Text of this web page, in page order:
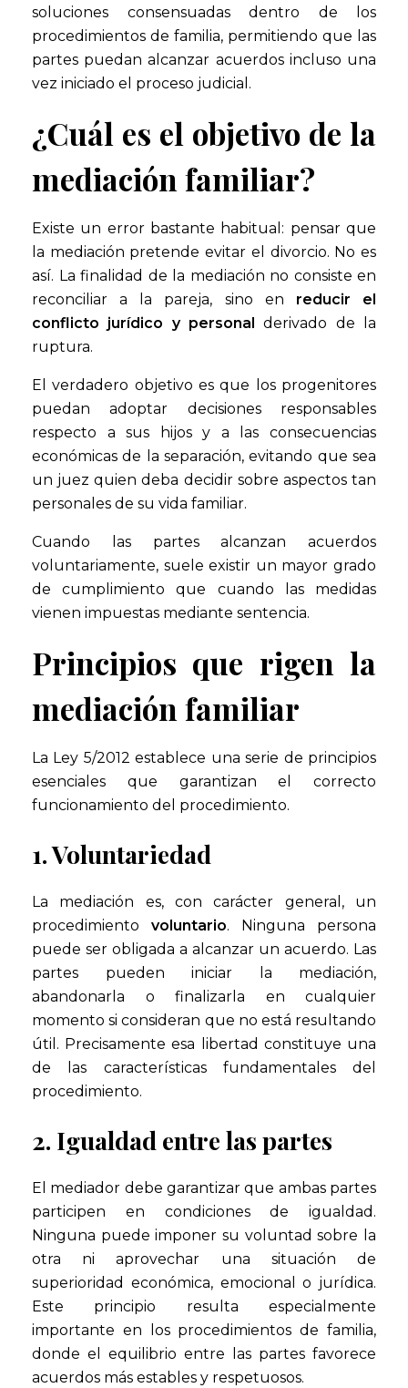
soluciones consensuadas dentro de los
procedimientos de familia, permitiendo que las
partes puedan alcanzar acuerdos incluso una
vez iniciado el proceso judicial.
¿Cuál es el objetivo de la
mediación familiar?
Existe un error bastante habitual: pensar que
la mediación pretende evitar el divorcio. No es
así. La finalidad de la mediación no consiste en
reconciliar a la pareja, sino en reducir el
conflicto jurídico y personal derivado de la
ruptura.
El verdadero objetivo es que los progenitores
puedan adoptar decisiones responsables
respecto a sus hijos y a las consecuencias
económicas de la separación, evitando que sea
un juez quien deba decidir sobre aspectos tan
personales de su vida familiar.
Cuando las partes alcanzan acuerdos
voluntariamente, suele existir un mayor grado
de cumplimiento que cuando las medidas
vienen impuestas mediante sentencia.
Principios que rigen la
mediación familiar
La Ley 5/2012 establece una serie de principios
esenciales que garantizan el correcto
funcionamiento del procedimiento.
1. Voluntariedad
La mediación es, con carácter general, un
procedimiento voluntario. Ninguna persona
puede ser obligada a alcanzar un acuerdo. Las
partes pueden iniciar la mediación,
abandonarla o finalizarla en cualquier
momento si consideran que no está resultando
útil. Precisamente esa libertad constituye una
de las características fundamentales del
procedimiento.
2. Igualdad entre las partes
El mediador debe garantizar que ambas partes
participen en condiciones de igualdad.
Ninguna puede imponer su voluntad sobre la
otra ni aprovechar una situación de
superioridad económica, emocional o jurídica.
Este principio resulta especialmente
importante en los procedimientos de familia,
donde el equilibrio entre las partes favorece
acuerdos más estables y respetuosos.